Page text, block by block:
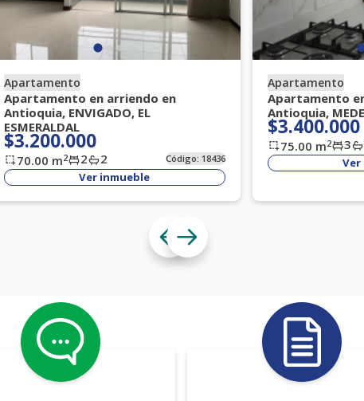
Apartamento
Apartamento en arriendo en
Antioquia, ENVIGADO, EL
ESMERALDAL
$3.200.000
70.00 m2 2 2 Código: 18436
Ver inmueble
Apartamento
Apartamento
Antioquia,
$3.400.000
75.00 m2 3
Ver